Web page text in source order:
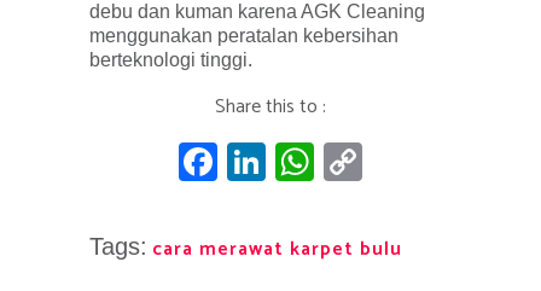
debu dan kuman karena AGK Cleaning
menggunakan peratalan kebersihan
berteknologi tinggi.
Share this to :
Facebook
LinkedIn
WhatsApp
Tags: cara merawat karpet bulu